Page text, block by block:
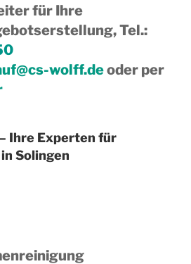
für Ihre
Tel.:
wolff.deoder per
Ihre Experten für
Solingen